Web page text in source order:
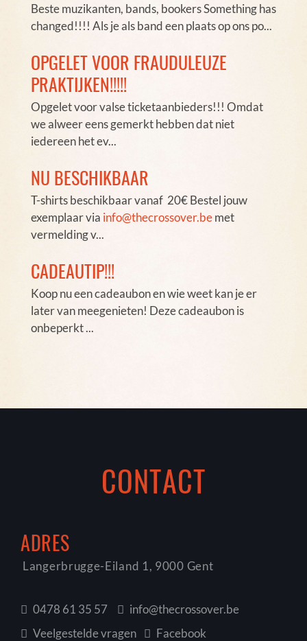
Beste muzikanten, bands, bookers Something has
changed!!!! Als je als band een plaats op ons po...
OPGELET VOOR FRAUDULEUZE
PRAKTIJKEN!!!!!
Opgelet voor valse ticketaanbieders!!!​ Omdat
we alweer eens gemerkt hebben dat niet
iedereen het ev...
NU BESCHIKBAAR
T-shirts beschikbaar vanaf 20€ Bestel jouw
exemplaar via info@thecrossover.bemet
vermelding v...
CADEAUTIP!!!
Koop nu een cadeaubon en wie weet kan je er
later van meegenieten! Deze cadeaubon is
onbeperkt ...
CONTACT
ADRES
Langerbrugge-Eiland 1, 9000 Gent
0478 61 35 57
info@thecrossover.be
Veelgestelde vragen
Facebook